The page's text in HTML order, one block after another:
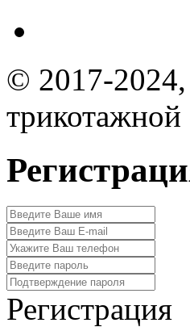
© 2017-
Регистрация